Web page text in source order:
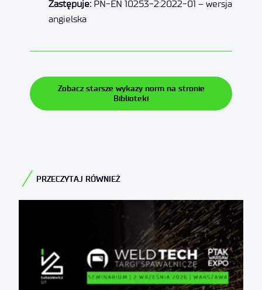
Zastępuje: PN-EN 10253-2:2022-01 – wersja
angielska
Zobacz starsze wykazy norm na stronie
Biblioteki
PRZECZYTAJ RÓWNIEŻ